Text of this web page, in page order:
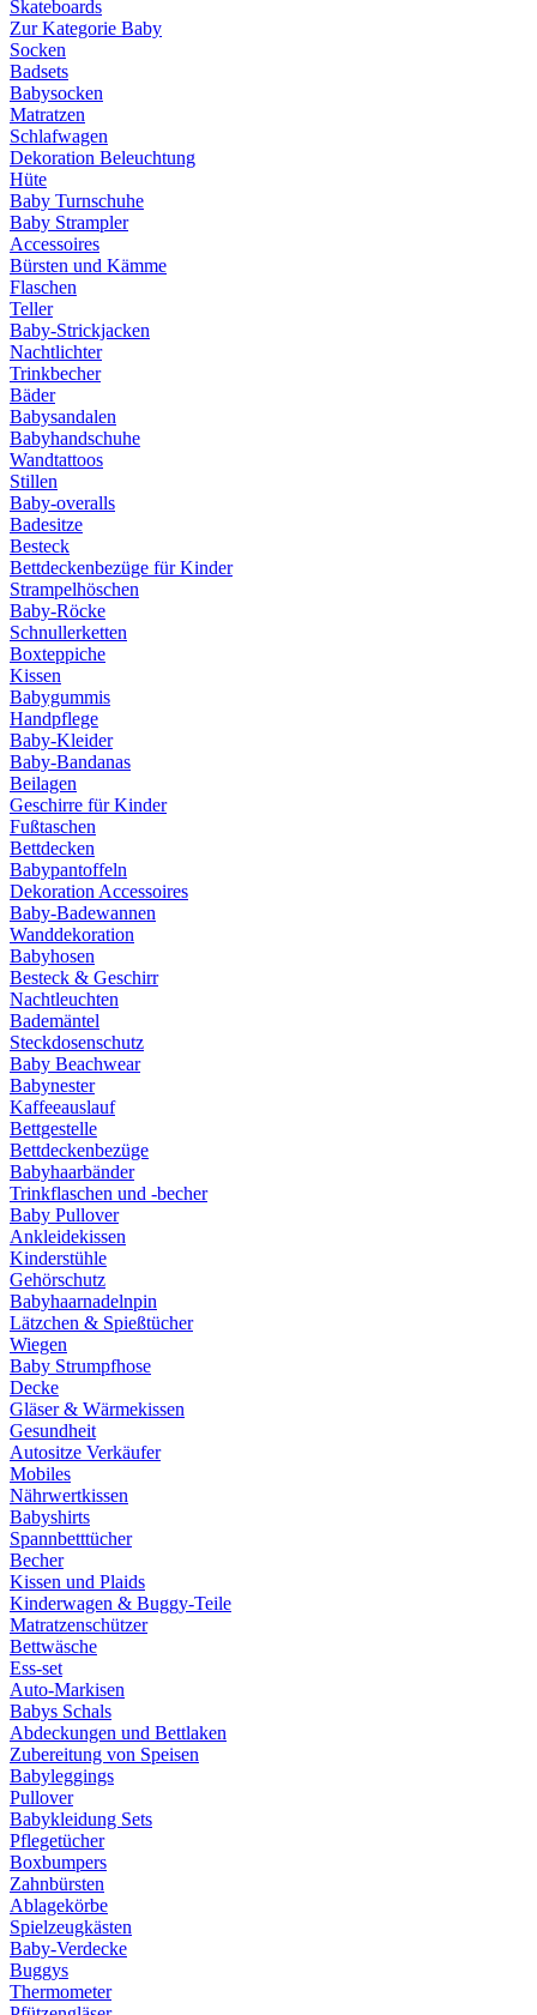
Skateboards
Zur Kategorie Baby
Socken
Badsets
Babysocken
Matratzen
Schlafwagen
Dekoration Beleuchtung
Hüte
Baby Turnschuhe
Baby Strampler
Accessoires
Bürsten und Kämme
Flaschen
Teller
Baby-Strickjacken
Nachtlichter
Trinkbecher
Bäder
Babysandalen
Babyhandschuhe
Wandtattoos
Stillen
Baby-overalls
Badesitze
Besteck
Bettdeckenbezüge für Kinder
Strampelhöschen
Baby-Röcke
Schnullerketten
Boxteppiche
Kissen
Babygummis
Handpflege
Baby-Kleider
Baby-Bandanas
Beilagen
Geschirre für Kinder
Fußtaschen
Bettdecken
Babypantoffeln
Dekoration Accessoires
Baby-Badewannen
Wanddekoration
Babyhosen
Besteck & Geschirr
Nachtleuchten
Bademäntel
Steckdosenschutz
Baby Beachwear
Babynester
Kaffeeauslauf
Bettgestelle
Bettdeckenbezüge
Babyhaarbänder
Trinkflaschen und -becher
Baby Pullover
Ankleidekissen
Kinderstühle
Gehörschutz
Babyhaarnadelnpin
Lätzchen & Spießtücher
Wiegen
Baby Strumpfhose
Decke
Gläser & Wärmekissen
Gesundheit
Autositze Verkäufer
Mobiles
Nährwertkissen
Babyshirts
Spannbetttücher
Becher
Kissen und Plaids
Kinderwagen & Buggy-Teile
Matratzenschützer
Bettwäsche
Ess-set
Auto-Markisen
Babys Schals
Abdeckungen und Bettlaken
Zubereitung von Speisen
Babyleggings
Pullover
Babykleidung Sets
Pflegetücher
Boxbumpers
Zahnbürsten
Ablagekörbe
Spielzeugkästen
Baby-Verdecke
Buggys
Thermometer